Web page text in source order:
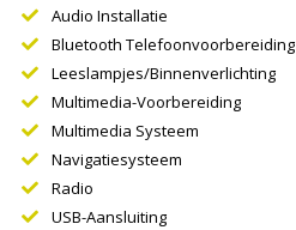
Audio Installatie
Bluetooth Telefoonvoorbereiding
Leeslampjes/binnenverlichting
Multimedia-Voorbereiding
Multimedia Systeem
Navigatiesysteem
Radio
USB-Aansluiting